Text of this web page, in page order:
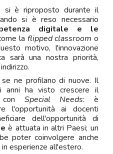
è riproposto durante il
si è reso necessario
digitale e le
la flipped classroom o
motivo, l'innovazione
sarà una nostra priorità,
ne profilano di nuove. Il
anni ha visto crescere il
con Special Needs: è
l'opportunità ai docenti
dell'opportunità di
è attuata in altri Paesi; un
poter coinvolgere anche
esperienze all'estero.